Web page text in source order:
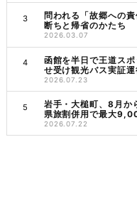
問われる「故郷への
断ちと帰省のかたち
2026.03.07
函館を半日で王道ス
せ受け観光バス実証
2026.07.23
岩手・大槌町、8月
県旅割併用で最大
2026.07.22